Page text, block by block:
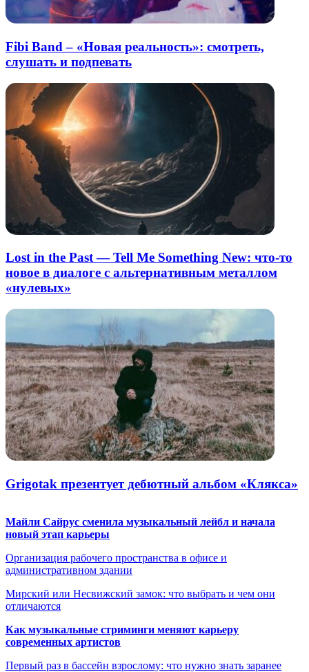
Fibi Band – «Новая реальность»: смотреть,
слушать и подпевать
Lost in the Past — Tell Me Something New: что-то
новое в диалоге с альтернативным металлом
«нулевых»
Grigotak презентует дебютный альбом «Клякса»
Майли Сайрус сменила музыкальный лейбл и начала
новый этап карьеры
Организация рабочего пространства в офисе и
административном здании
Мирский или Несвижский замок: что выбрать и чем они
отличаются
Как музыкальные стриминги меняют карьеру
современных артистов
Первый раз в бассейн взрослому: что нужно знать заранее